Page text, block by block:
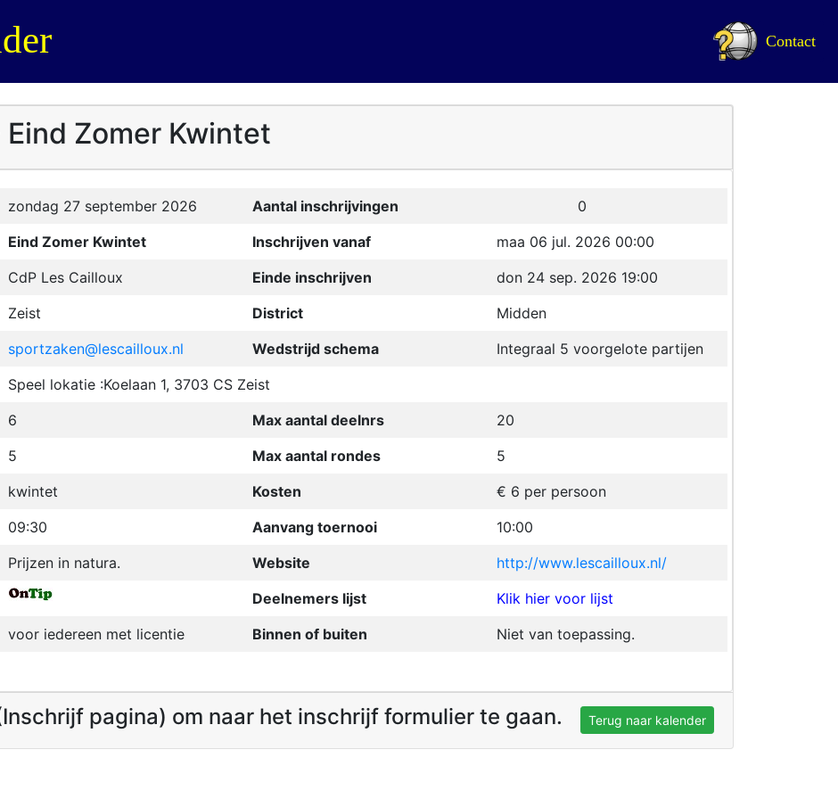
Contact
Zomer Kwintet
zondag 27 september 2026 Aantal inschrijvingen
0
Eind Zomer Kwintet Inschrijven vanaf
maa 06 jul. 2026 00:00
CdP Les Cailloux Einde inschrijven
don 24 sep. 2026 19:00
Zeist District
Midden
sportzaken@lescailloux.nl Wedstrijd schema
Integraal 5 voorgelote partijen
Speel lokatie :Koelaan 1, 3703 CS Zeist
6 Max aantal deelnrs
20
5 Max aantal rondes
5
kwintet Kosten
€ 6 per persoon
09:30 Aanvang toernooi
10:00
Prijzen in natura. Website
http://www.lescailloux.nl/
Deelnemers lijst
Klik hier voor lijst
voor iedereen met licentie Binnen of buiten Niet van toepassing.
pagina) om naar het inschrijf formulier te gaan. Terug naar kalender